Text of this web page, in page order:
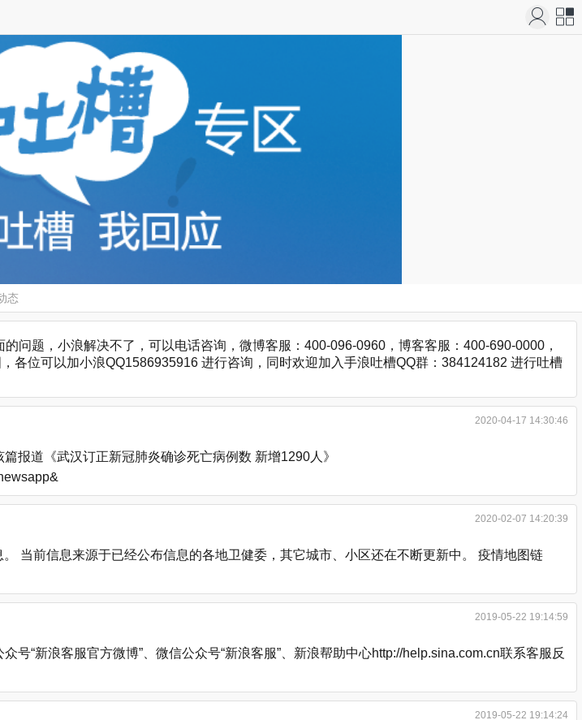
态
问题，小浪解决不了，可以电话咨询，微博客服：400-096-0960，博客客服：400-690-0000，
各位可以加小浪QQ1586935916 进行咨询，同时欢迎加入手浪吐槽QQ群：384124182 进行吐槽
2020-04-17 14:30:46
报道《武汉订正新冠肺炎确诊死亡病例数 新增1290人》
2020-02-07 14:20:39
当前信息来源于已经公布信息的各地卫健委，其它城市、小区还在不断更新中。 疫情地图链
2019-05-22 19:14:59
“新浪客服官方微博”、微信公众号“新浪客服”、新浪帮助中心http://help.sina.com.cn联系客服反
2019-05-22 19:14:24